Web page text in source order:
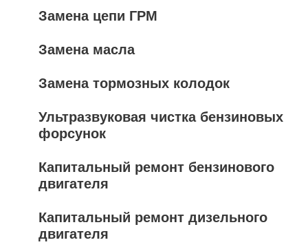
Замена цепи ГРМ
Замена масла
Замена тормозных колодок
Ультразвуковая чистка бензиновых
форсунок
Капитальный ремонт бензинового
двигателя
Капитальный ремонт дизельного
двигателя